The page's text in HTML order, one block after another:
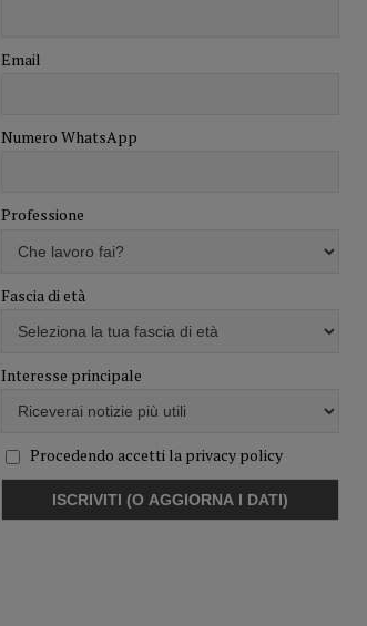
Email
Numero WhatsApp
Professione
Fascia di età
Interesse principale
Procedendo accetti la privacy policy